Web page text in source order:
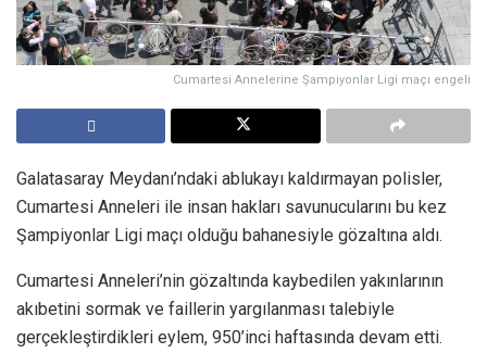
Cumartesi Annelerine Şampiyonlar Ligi maçı engeli
Galatasaray Meydanı’ndaki ablukayı kaldırmayan polisler,
Cumartesi Anneleri ile insan hakları savunucularını bu kez
Şampiyonlar Ligi maçı olduğu bahanesiyle gözaltına aldı.
Cumartesi Anneleri’nin gözaltında kaybedilen yakınlarının
akıbetini sormak ve faillerin yargılanması talebiyle
gerçekleştirdikleri eylem, 950’inci haftasında devam etti.